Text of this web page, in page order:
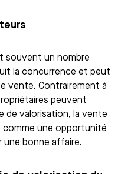
souvent un nombre
la concurrence et peut
vente. Contrairement à
peuvent
de valorisation, la vente
comme une opportunité
une bonne affaire.